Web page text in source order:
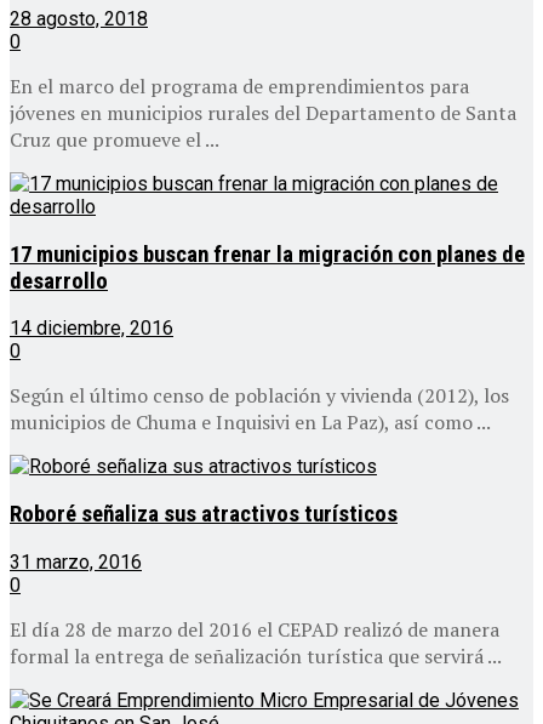
28 agosto, 2018
0
En el marco del programa de emprendimientos para
jóvenes en municipios rurales del Departamento de Santa
Cruz que promueve el ...
17 municipios buscan frenar la migración con planes de
desarrollo
14 diciembre, 2016
0
Según el último censo de población y vivienda (2012), los
municipios de Chuma e Inquisivi en La Paz), así como ...
Roboré señaliza sus atractivos turísticos
31 marzo, 2016
0
El día 28 de marzo del 2016 el CEPAD realizó de manera
formal la entrega de señalización turística que servirá ...